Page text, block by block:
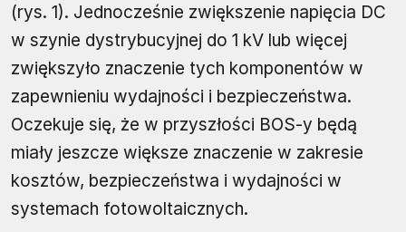
(rys. 1). Jednocześnie zwiększenie napięcia DC
w szynie dystrybucyjnej do 1 kV lub więcej
zwiększyło znaczenie tych komponentów w
zapewnieniu wydajności i bezpieczeństwa.
Oczekuje się, że w przyszłości BOS-y będą
miały jeszcze większe znaczenie w zakresie
kosztów, bezpieczeństwa i wydajności w
systemach fotowoltaicznych.